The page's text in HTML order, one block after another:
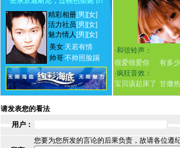
精彩相册[男] [女]
活力社员 [男] [女]
魅力情人 [男] [女]
美女 天若有情
帅哥不帅照脸踢
·和弦铃声：
很爱很爱你
有多
·疯狂音效：
宝贝该起床了 甘撒
请发表您的看法
用户：
您要为您所发的言论的后果负责，故请各位遵